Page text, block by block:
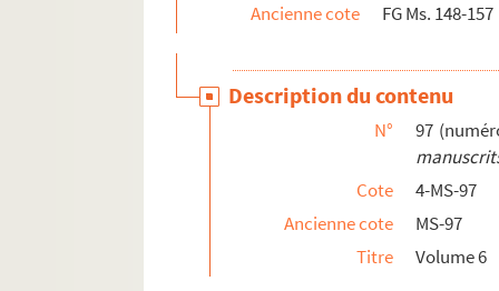
Ancienne cote
FG Ms. 148-157
Description du contenu
N°
97
Cote
4-MS-97
Ancienne cote
MS-97
Titre
Volume 6